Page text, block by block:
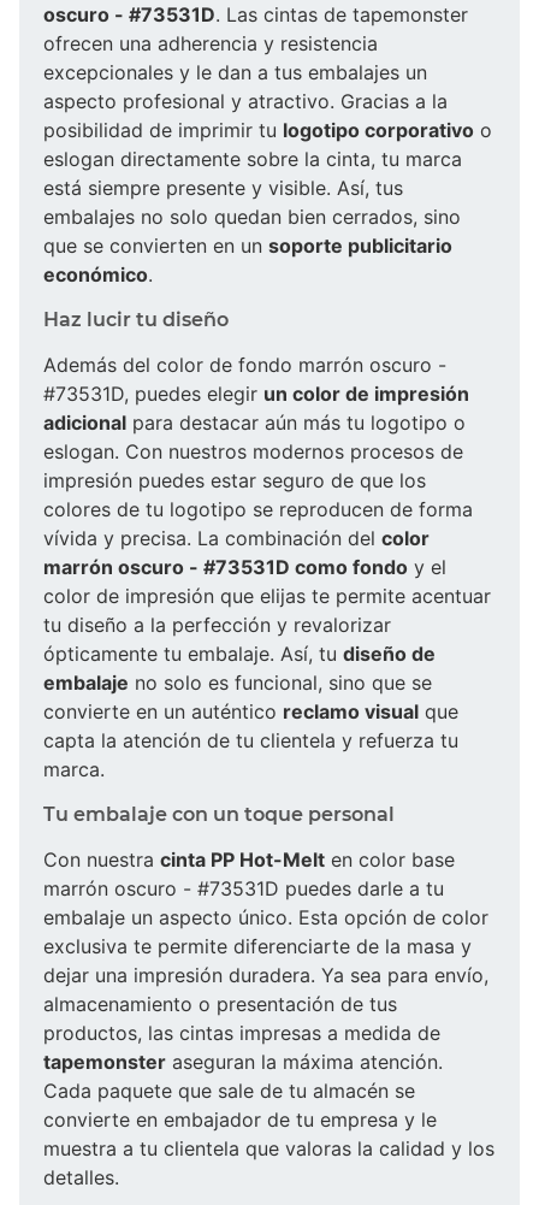
oscuro - #73531D. Las cintas de tapemonster
ofrecen una adherencia y resistencia
excepcionales y le dan a tus embalajes un
aspecto profesional y atractivo. Gracias a la
posibilidad de imprimir tu logotipo corporativo o
eslogan directamente sobre la cinta, tu marca
está siempre presente y visible. Así, tus
embalajes no solo quedan bien cerrados, sino
que se convierten en un soporte publicitario
económico.
Haz lucir tu diseño
Además del color de fondo marrón oscuro -
#73531D, puedes elegir un color de impresión
adicional para destacar aún más tu logotipo o
eslogan. Con nuestros modernos procesos de
impresión puedes estar seguro de que los
colores de tu logotipo se reproducen de forma
vívida y precisa. La combinación del color
marrón oscuro - #73531D como fondo y el
color de impresión que elijas te permite acentuar
tu diseño a la perfección y revalorizar
ópticamente tu embalaje. Así, tu diseño de
embalaje no solo es funcional, sino que se
convierte en un auténtico reclamo visual que
capta la atención de tu clientela y refuerza tu
marca.
Tu embalaje con un toque personal
Con nuestra cinta PP Hot-Melt en color base
marrón oscuro - #73531D puedes darle a tu
embalaje un aspecto único. Esta opción de color
exclusiva te permite diferenciarte de la masa y
dejar una impresión duradera. Ya sea para envío,
almacenamiento o presentación de tus
productos, las cintas impresas a medida de
tapemonster aseguran la máxima atención.
Cada paquete que sale de tu almacén se
convierte en embajador de tu empresa y le
muestra a tu clientela que valoras la calidad y los
detalles.